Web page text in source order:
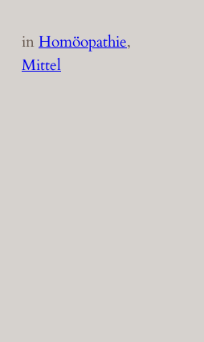
inHomöopathie
Mittel